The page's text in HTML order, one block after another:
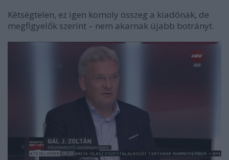
Kétségtelen, ez igen komoly összeg a kiadónak, de
megfigyelők szerint – nem akarnak újabb botrányt.